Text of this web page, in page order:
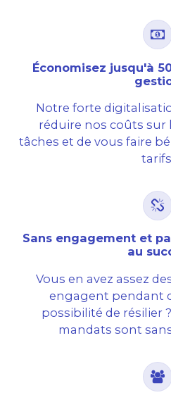
Économisez jusqu'à
Notre forte
réduire nos coûts sur
tâches et de vous faire
Sans engagement et
au
Vous en avez assez
engagent pendant
possibilité de résilier
mandats sont